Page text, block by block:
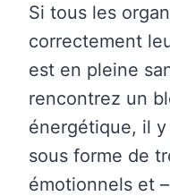
Si tous les
correctement
est en pleine
rencontrez un
énergétique, il
sous forme de
émotionnels et